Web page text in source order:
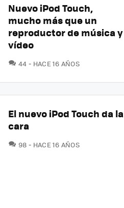
Nuevo iPod Touch,
mucho más que un
reproductor de música y
vídeo
44 COMENTARIOS
HACE 16 AÑOS
El nuevo iPod Touch da la
cara
98 COMENTARIOS
HACE 16 AÑOS